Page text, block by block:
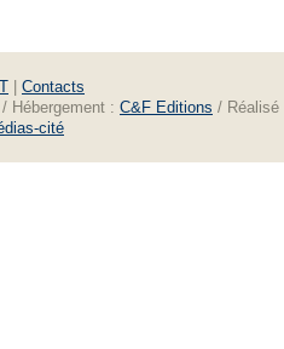
Contacts
/ Hébergement : C&F Editions /
cité